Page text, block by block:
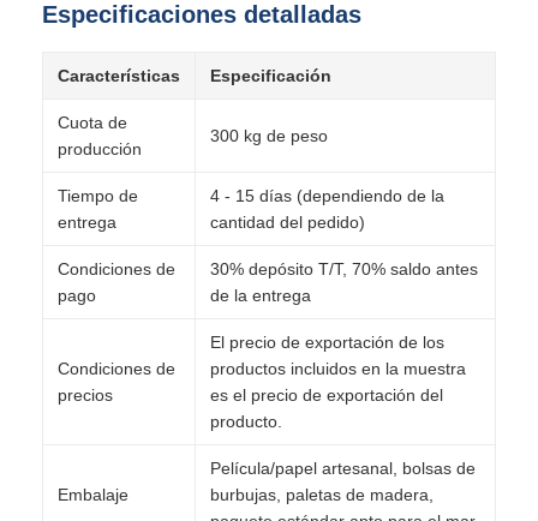
Especificaciones detalladas
Características Especificación
Cuota de
producción
300 kg de peso
Tiempo de
entrega
4 - 15 días (dependiendo de la
cantidad del pedido)
Condiciones de
pago
30% depósito T/T, 70% saldo antes
de la entrega
Condiciones de
precios
El precio de exportación de los
productos incluidos en la muestra
es el precio de exportación del
producto.
Embalaje
Película/papel artesanal, bolsas de
burbujas, paletas de madera,